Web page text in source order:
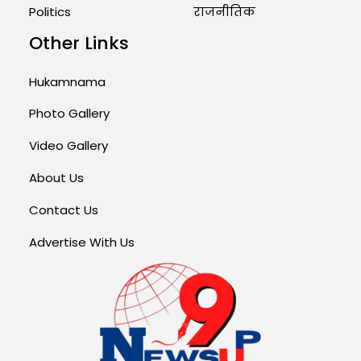
Politics
राजनीतिक
Other Links
Hukamnama
Photo Gallery
Video Gallery
About Us
Contact Us
Advertise With Us